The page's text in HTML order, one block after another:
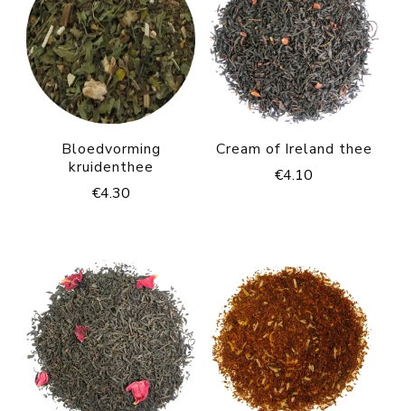
Bloedvorming
kruidenthee
€4.30
Cream of Ireland thee
€4.10